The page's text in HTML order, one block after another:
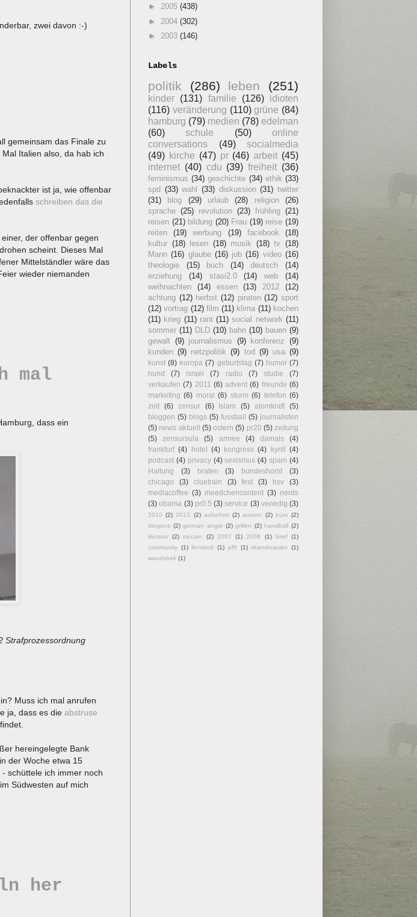
zwei davon :-)
gemeinsam das Finale zu
Italien also, da hab ich
ist ja, wie offenbar
schreiben das die
der offenbar gegen
scheint. Dieses Mal
Mittelständler wäre das
wieder niemanden
mal
dass ein
Strafprozessordnung
Muss ich mal anrufen
ja, dass es die abstruse
hereingelegte Bank
der Woche etwa 15
schüttele ich immer noch
Südwesten auf mich
her
► 2005 (438)
► 2004 (302)
► 2003 (146)
Labels
politik (286) leben (251)
kinder (131) familie (126)
idioten
(116) veränderung (110) grüne (84)
hamburg (79) medien (78) edelman
(60)
schule (50)
online
conversations
(49)
socialmedia
(49) kirche (47) pr (46) arbeit (45)
internet (40) cdu (39) freiheit (36)
feminismus (34) geschichte (34) ethik (33)
spd (33) wahl (33) diskussion (31) twitter
(31)
blog (29) urlaub (28) religion
(26)
sprache (25) revolution (23) frühling (21)
reisen (21) bildung (20) Frau (19) reise (19)
reiten
(19) werbung (19) facebook
(18)
kultur (18) lesen (18) musik (18) tv
(18)
Mann (16) glaube (16) job (16) video (16)
theologie
(15) buch (14) deutsch
(14)
erziehung
(14) stasi2.0 (14) web
(14)
weihnachten
(14) essen (13) 2012
(12)
achtung (12) herbst (12) piraten (12) sport
(12) vortrag (12) film (11) klima (11) kochen
(11) krieg (11) rant (11) social network (11)
sommer (11) DLD (10) bahn (10) bauen (9)
gewalt (9) journalismus (9) konferenz
(9)
kunden (9) netzpolitik (9) tod (9) usa (9)
kunst (8) europa (7) geburtstag (7) humor (7)
hund
(7) israel (7) radio (7) studie
(7)
verkaufen (7) 2011 (6) advent (6) freunde (6)
marketing (6) moral (6) sturm (6) telefon (6)
zeit
(6) zensur (6) Islam (5) atomkraft
(5)
bloggen (5) blogs (5) fussball (5) journalisten
(5) news aktuell (5) ostern (5) pr20 (5) zeitung
(5)
zensursula (5) armee (4) damals
(4)
frankfurt (4) hotel (4) kongress (4) kyrill (4)
podcast (4) privacy (4) sexismus (4) spam (4)
Haltung
(3) braten (3) bundeshorst
(3)
chicago
(3) cluetrain (3) fest (3) hsv
(3)
mediacoffee (3) meedchencontent (3) nerds
(3) obama (3) pr0.5 (3) service (3) venedig (3)
2010 (2) 2013 (2) aufschrei (2) austen (2) büro (2)
dingens (2) german angst (2) grillen (2) handball (2)
literatur (2) mccain (2) 2007 (1) 2008 (1) brief (1)
community (1) finnland (1) pfft (1) skandinavien
(1)
wandsbek (1)